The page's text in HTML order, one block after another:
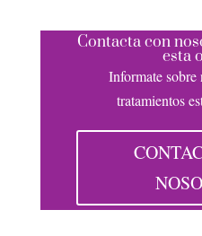
Contacta con
esta
Informate sobre
tratamientos